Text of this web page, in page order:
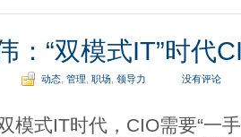
：“双模式IT”时代
动态 管理 职场 领导力 没有评论
模式IT时代，CIO需要“一